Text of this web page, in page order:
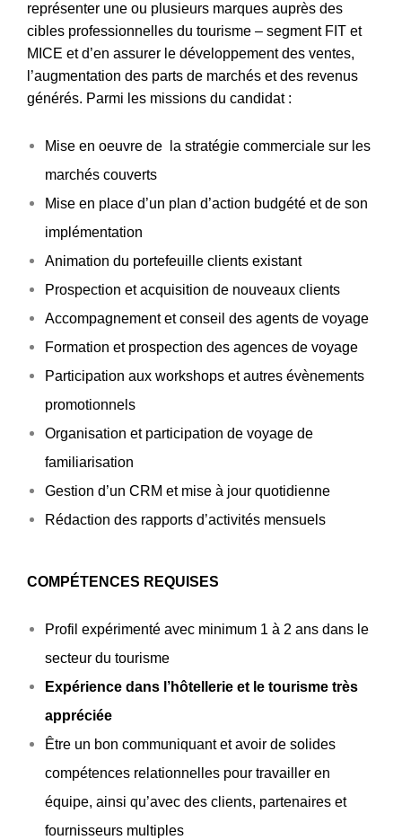
représenter une ou plusieurs marques auprès des
cibles professionnelles du tourisme – segment FIT et
MICE et d’en assurer le développement des ventes,
l’augmentation des parts de marchés et des revenus
générés. Parmi les missions du candidat :
Mise en oeuvre de la stratégie commerciale sur les
marchés couverts
Mise en place d’un plan d’action budgété et de son
implémentation
Animation du portefeuille clients existant
Prospection et acquisition de nouveaux clients
Accompagnement et conseil des agents de voyage
Formation et prospection des agences de voyage
Participation aux workshops et autres évènements
promotionnels
Organisation et participation de voyage de
familiarisation
Gestion d’un CRM et mise à jour quotidienne
Rédaction des rapports d’activités mensuels
COMPÉTENCES REQUISES
Profil expérimenté avec minimum 1 à 2 ans dans le
secteur du tourisme
Expérience dans l’hôtellerie et le tourisme très
appréciée
Être un bon communiquant et avoir de solides
compétences relationnelles pour travailler en
équipe, ainsi qu’avec des clients, partenaires et
fournisseurs multiples